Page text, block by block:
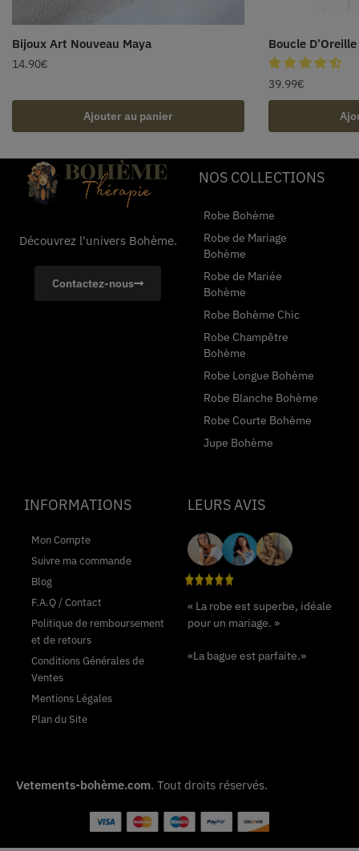
Bijoux Art Nouveau Maya
14.90€
Ajouter au panier
Boucle
39.99€
Découvrez l'univers Bohème.
Contactez-nous
NOS COLLECTIONS
Robe Bohème
Robe de Mariage
Bohème
Robe de Mariée
Bohème
Robe Bohème Chic
Robe Champêtre
Bohème
Robe Longue Bohème
Robe Blanche Bohème
Robe Courte Bohème
Jupe Bohème
INFORMATIONS
Mon Compte
Suivre ma commande
Blog
F.A.Q / Contact
Politique de remboursement
et de retours
Conditions Générales de
Ventes
Mentions Légales
Plan du Site
LEURS AVIS
« La robe est superbe, idéale
pour un mariage. »
«La bague est parfaite.»
Vetements-bohème.com. Tout droits réservés.